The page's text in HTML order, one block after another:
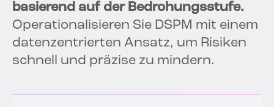
basierend auf der Bedrohungsstufe.
Operationalisieren Sie DSPM mit einem
datenzentrierten Ansatz, um Risiken
schnell und präzise zu mindern.